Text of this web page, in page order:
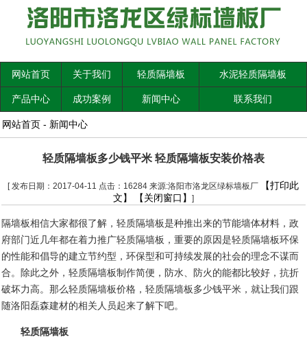
网站首页 关于我们 轻质隔墙板 水泥轻质隔墙板
产品中心 成功案例 新闻中心 联系我们
网站首页 - 新闻中心
轻质隔墙板多少钱平米 轻质隔墙板安装价格表
[ 发布日期：2017-04-11 点击：16284 来源:洛阳市洛龙区绿标墙板厂
【打印此
文】
【关闭窗口】 ]
隔墙板相信大家都很了解，轻质隔墙板是种推出来的节能墙体材料，政
府部门近几年都在着力推广轻质隔墙板，重要的原因是轻质隔墙板环保
的性能和倡导的建立节约型，环保型和可持续发展的社会的理念不谋而
合。除此之外，轻质隔墙板制作简便，防水、防火的能都比较好，抗折
破坏力高。那么轻质隔墙板价格，轻质隔墙板多少钱平米，就让我们跟
随洛阳磊森建材的相关人员起来了解下吧。
轻质隔墙板